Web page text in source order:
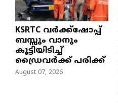
KSRTC വർക്ക്ഷോപ്പ്
ബസ്സും വാനും
കൂട്ടിയിടിച്ച്
ഡ്രൈവർക്ക് പരിക്ക്
August 07, 2026